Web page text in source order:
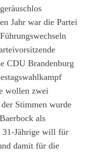
Jahr war die Partei
CDU Brandenburg
wollen zwei
Stimmen wurde
als
31-Jährige will für
damit für die